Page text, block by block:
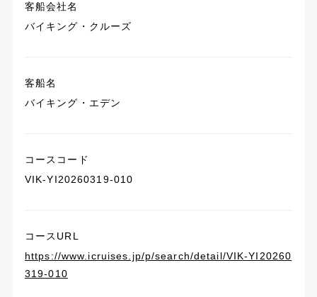
客船会社名
バイキング・クルーズ
客船名
バイキング・エデン
コースコード
VIK-YI20260319-010
コースURL
https://www.icruises.jp/p/search/detail/VIK-YI20260
319-010